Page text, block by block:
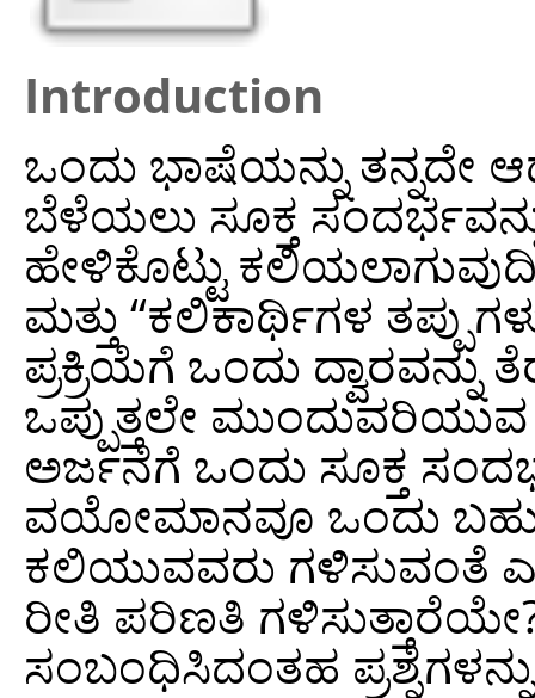
Introduction
ಒಂದು ಭಾಷೆಯನ್ನು ತನ್ನದೇ
ಬೆಳೆಯಲು ಸೂಕ್ತ
ಹೇಳಿಕೊಟ್ಟು
ಮತ್ತು “ಕಲಿಕಾರ್ಥಿಗಳ
ಪ್ರಕ್ರಿಯೆಗೆ ಒಂದು
ಒಪ್ಪುತ್ತಲೇ
ಅರ್ಜನೆಗೆ ಒಂದು ಸೂಕ್ತ
ವಯೋಮಾನವೂ ಒಂದು
ಕಲಿಯುವವರು ಗಳಿಸುವಂತೆ
ರೀತಿ ಪರಿಣತಿ
ಸಂಬಂಧಿಸಿದಂತಹ